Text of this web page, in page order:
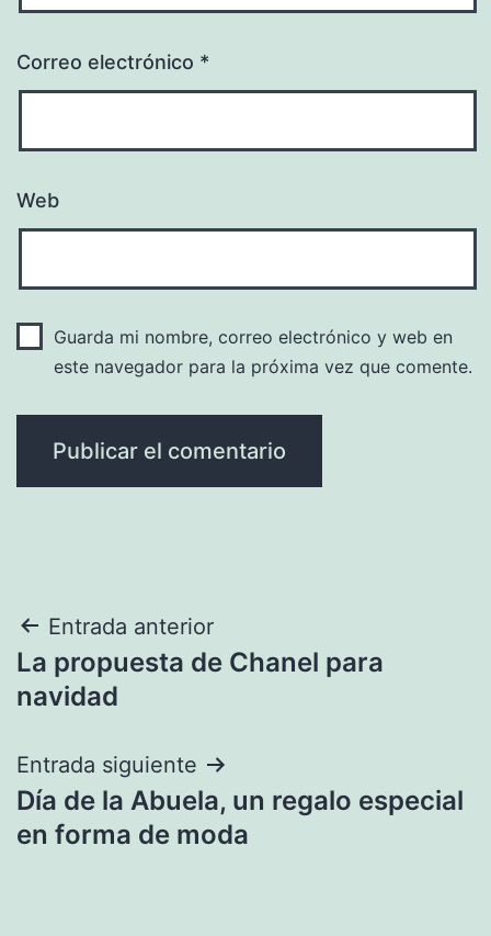
Correo electrónico *
Web
Guarda mi nombre, correo electrónico y web en
este navegador para la próxima vez que comente.
Navegación
de
Entrada anterior
La propuesta de Chanel para
navidad
Entrada siguiente
Día de la Abuela, un regalo especial
en forma de moda